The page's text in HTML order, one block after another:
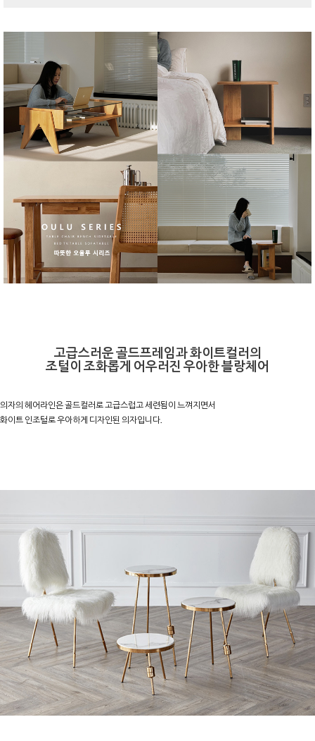
고급스러운 골드프레임과 화이트컬러의
조털이 조화롭게 어우러진 우아한 블랑체어
의자의 헤어라인은 골드컬러로 고급스럽고 세련됨이 느껴지면서
화이트 인조털로 우아하게 디자인된 의자입니다.